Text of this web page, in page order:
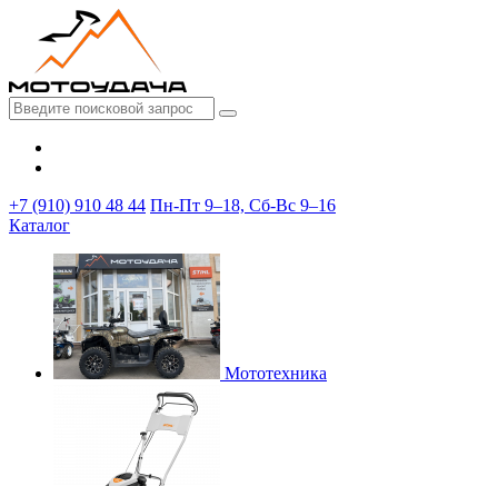
+7 (910) 910 48 44 Пн-Пт 9–18, Сб-Вс 9–16
Каталог
Мототехника